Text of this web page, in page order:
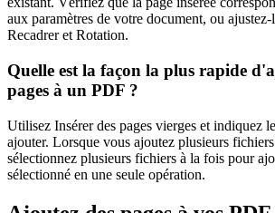
aux paramètres de votre document, ou
Recadrer et Rotation.
Quelle est la façon la plus rapide
pages à un PDF ?
Utilisez Insérer des pages vierges et indiquez
ajouter. Lorsque vous ajoutez plusieurs
sélectionnez plusieurs fichiers à la fois pour
sélectionné en une seule opération.